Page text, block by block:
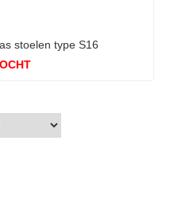
stoelen type S16